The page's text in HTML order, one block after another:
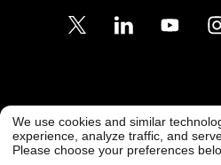
Підтримка клієнтів
support@freedx.com
We use cookies and similar
experience, analyze traffic, and
Please choose your preferences